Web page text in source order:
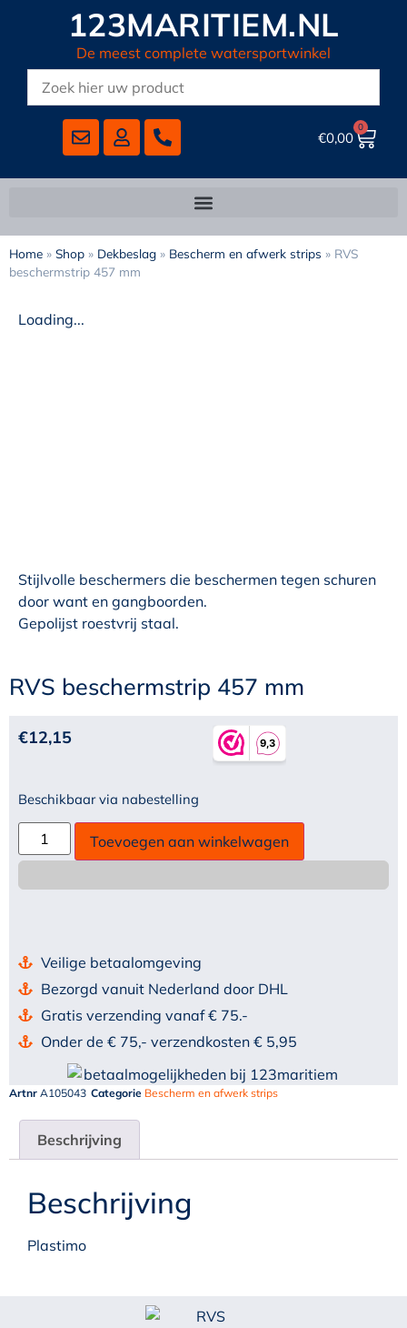
123MARITIEM.NL
De meest complete watersportwinkel
€0,00
0
Home » Shop » Dekbeslag » Bescherm en afwerk strips » RVS
beschermstrip 457 mm
Loading...
Stijlvolle beschermers die beschermen tegen schuren
door want en gangboorden.
Gepolijst roestvrij staal.
RVS beschermstrip 457 mm
€12,15
Beschikbaar via nabestelling
Toevoegen aan winkelwagen
Veilige betaalomgeving
Bezorgd vanuit Nederland door DHL
Gratis verzending vanaf € 75.-
Onder de € 75,- verzendkosten € 5,95
Artnr A105043 Categorie Bescherm en afwerk strips
Beschrijving
Beschrijving
Plastimo